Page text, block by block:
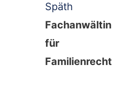
Späth
Fachanwältin
für
Familienrecht